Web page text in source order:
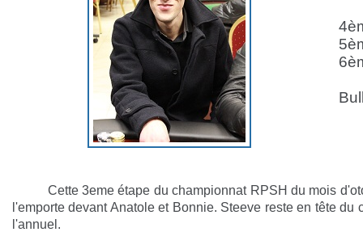
Cette 3eme étape du championnat RPSH du mois
l'emporte devant Anatole et Bonnie. Steeve reste en tête
l'annuel.